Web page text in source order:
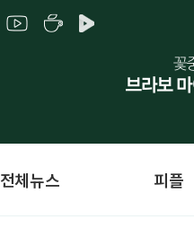
전체뉴스 피플